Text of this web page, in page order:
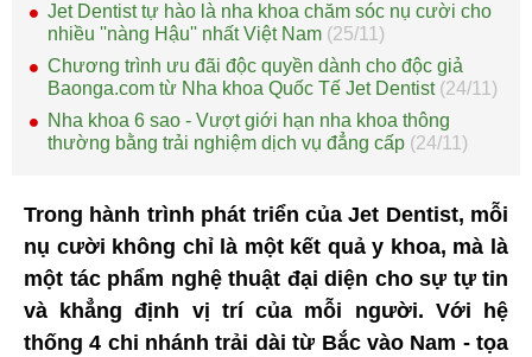
Jet Dentist tự hào là nha khoa chăm sóc nụ cười cho
nhiều ''nàng Hậu'' nhất Việt Nam (25/11)
Chương trình ưu đãi độc quyền dành cho độc giả
Baonga.com từ Nha khoa Quốc Tế Jet Dentist (24/11)
Nha khoa 6 sao - Vượt giới hạn nha khoa thông
thường bằng trải nghiệm dịch vụ đẳng cấp (24/11)
Trong hành trình phát triển của Jet Dentist, mỗi
nụ cười không chỉ là một kết quả y khoa, mà là
một tác phẩm nghệ thuật đại diện cho sự tự tin
và khẳng định vị trí của mỗi người. Với hệ
thống 4 chi nhánh trải dài từ Bắc vào Nam - tọa